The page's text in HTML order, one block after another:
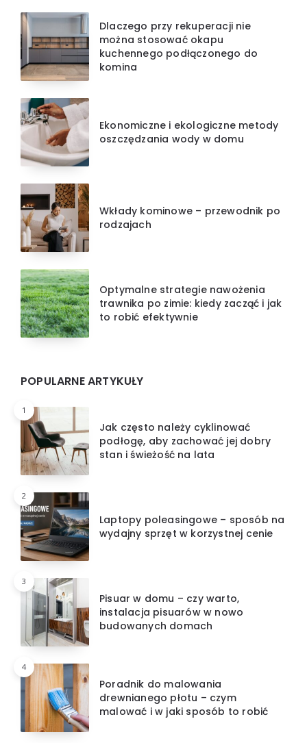
Dlaczego przy rekuperacji nie
można stosować okapu
kuchennego podłączonego do
komina
Ekonomiczne i ekologiczne metody
oszczędzania wody w domu
Wkłady kominowe – przewodnik po
rodzajach
Optymalne strategie nawożenia
trawnika po zimie: kiedy zacząć i jak
to robić efektywnie
POPULARNE ARTYKUŁY
1
Jak często należy cyklinować
podłogę, aby zachować jej dobry
stan i świeżość na lata
2
Laptopy poleasingowe – sposób na
wydajny sprzęt w korzystnej cenie
3
Pisuar w domu – czy warto,
instalacja pisuarów w nowo
budowanych domach
4
Poradnik do malowania
drewnianego płotu – czym
malować i w jaki sposób to robić